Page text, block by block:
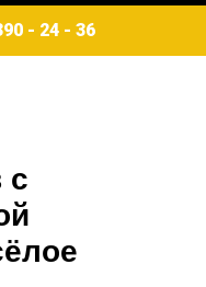
- 24 - 36
с